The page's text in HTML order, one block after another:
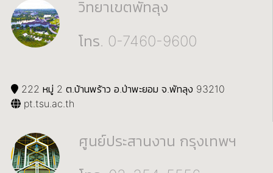
วิทยาเขตพัทลุง
โทร. 0-7460-9600
222 หมู่ 2 ต.บ้านพร้าว อ.ป่าพะยอม จ.พัทลุง 93210
pt.tsu.ac.th
ศูนย์ประสานงาน กรุงเทพฯ